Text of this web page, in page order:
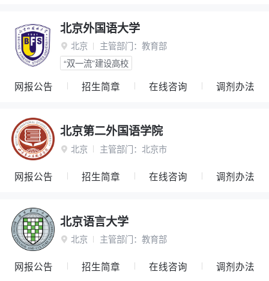
北京外国语大学
 北京 主管部门： 教育部
“双一流”建设高校
网报公告 招生简章 在线咨询 调剂办法
北京第二外国语学院
 北京 主管部门： 北京市
网报公告 招生简章 在线咨询 调剂办法
北京语言大学
 北京 主管部门： 教育部
网报公告 招生简章 在线咨询 调剂办法